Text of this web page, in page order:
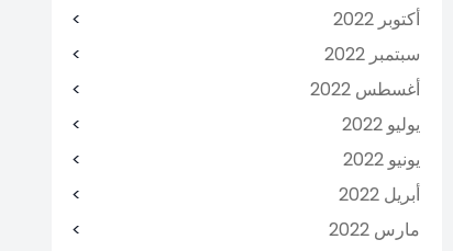
أكتوبر 2022
سبتمبر 2022
أغسطس 2022
يوليو 2022
يونيو 2022
أبريل 2022
مارس 2022